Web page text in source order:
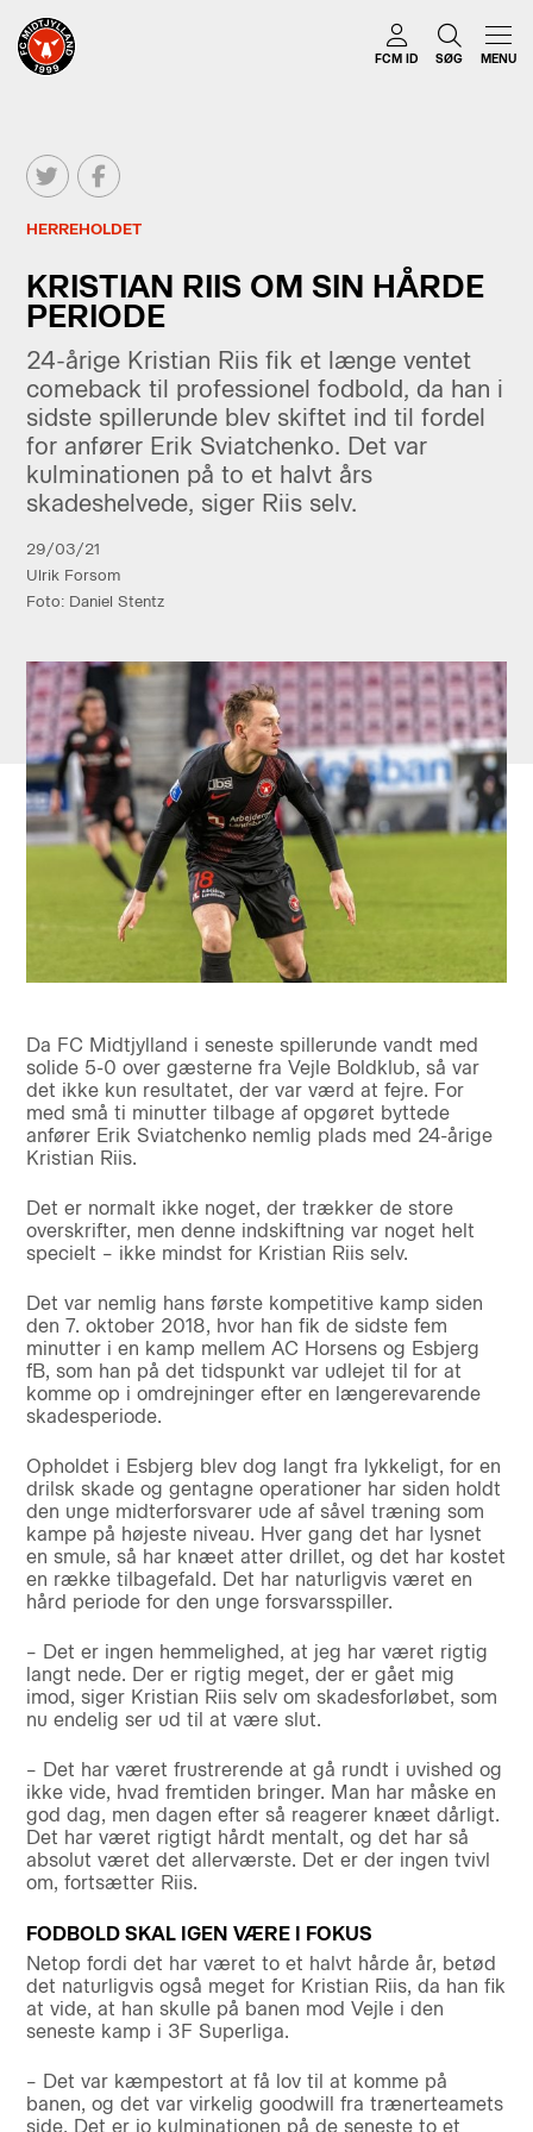
FCM ID SØG MENU
HERREHOLDET
KRISTIAN RIIS OM SIN HÅRDE
PERIODE
24-årige Kristian Riis fik et længe ventet
comeback til professionel fodbold, da han i
sidste spillerunde blev skiftet ind til fordel
for anfører Erik Sviatchenko. Det var
kulminationen på to et halvt års
skadeshelvede, siger Riis selv.
29/03/21
Ulrik Forsom
Foto: Daniel Stentz
Da FC Midtjylland i seneste spillerunde vandt med
solide 5-0 over gæsterne fra Vejle Boldklub, så var
det ikke kun resultatet, der var værd at fejre. For
med små ti minutter tilbage af opgøret byttede
anfører Erik Sviatchenko nemlig plads med 24-årige
Kristian Riis.
Det er normalt ikke noget, der trækker de store
overskrifter, men denne indskiftning var noget helt
specielt – ikke mindst for Kristian Riis selv.
Det var nemlig hans første kompetitive kamp siden
den 7. oktober 2018, hvor han fik de sidste fem
minutter i en kamp mellem AC Horsens og Esbjerg
fB, som han på det tidspunkt var udlejet til for at
komme op i omdrejninger efter en længerevarende
skadesperiode.
Opholdet i Esbjerg blev dog langt fra lykkeligt, for en
drilsk skade og gentagne operationer har siden holdt
den unge midterforsvarer ude af såvel træning som
kampe på højeste niveau. Hver gang det har lysnet
en smule, så har knæet atter drillet, og det har kostet
en række tilbagefald. Det har naturligvis været en
hård periode for den unge forsvarsspiller.
– Det er ingen hemmelighed, at jeg har været rigtig
langt nede. Der er rigtig meget, der er gået mig
imod, siger Kristian Riis selv om skadesforløbet, som
nu endelig ser ud til at være slut.
– Det har været frustrerende at gå rundt i uvished og
ikke vide, hvad fremtiden bringer. Man har måske en
god dag, men dagen efter så reagerer knæet dårligt.
Det har været rigtigt hårdt mentalt, og det har så
absolut været det allerværste. Det er der ingen tvivl
om, fortsætter Riis.
FODBOLD SKAL IGEN VÆRE I FOKUS
Netop fordi det har været to et halvt hårde år, betød
det naturligvis også meget for Kristian Riis, da han fik
at vide, at han skulle på banen mod Vejle i den
seneste kamp i 3F Superliga.
– Det var kæmpestort at få lov til at komme på
banen, og det var virkelig goodwill fra trænerteamets
side. Det er jo kulminationen på de seneste to et